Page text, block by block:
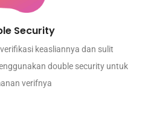
Security
keasliannya dan sulit
double security untuk
verifnya